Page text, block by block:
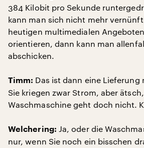
384 Kilobit pro Sekunde
kann man sich nicht mehr
heutigen multimedialen
orientieren, dann kann man
abschicken.
Timm: Das ist dann eine Lieferung
Sie kriegen zwar Strom, aber
Waschmaschine geht doch nicht.
Welchering: Ja, oder die
nur, wenn Sie noch ein bisschen